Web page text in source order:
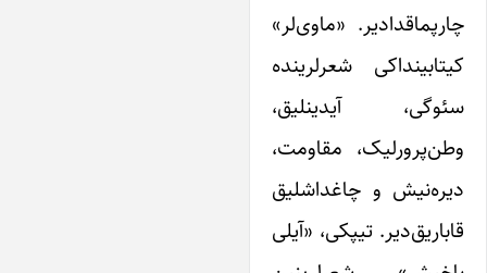
«ماوی‌لر»
شعرلرینده
آیدینلیق،
مقاومت،
و چاغداشلیق
تیپکی، «آیلی